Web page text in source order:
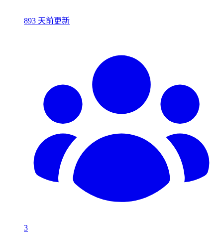
893 天前更新
3